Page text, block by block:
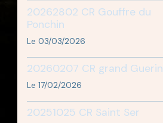
20262802 CR Gouffre du
Ponchin
Le 03/03/2026
20260207 CR grand Guerin
Le 17/02/2026
20251025 CR Saint Ser